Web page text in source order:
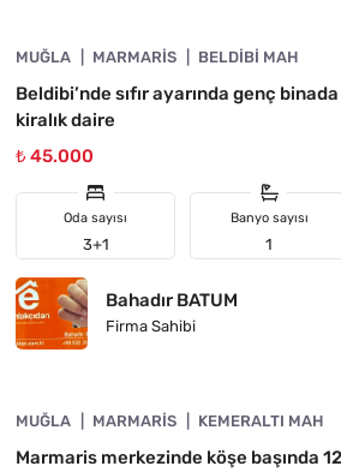
ÖNE ÇIKAN
MUĞLA MARMARIS BELDIBI MAH
Beldibi’nde sıfır ayarında genç
kiralık daire
₺ 45.000
Oda sayısı
3+1
Banyo sayısı
1
Bahadır BATUM
Firma Sahibi
YATIRIMA UYGUN
MUĞLA MARMARIS KEMERALTI MAH
Marmaris merkezinde köşe başında